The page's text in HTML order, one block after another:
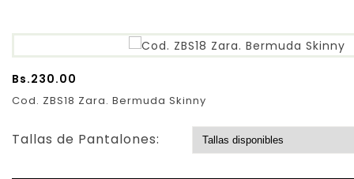
Bs.230.00
Cod. ZBS18 Zara. Bermuda Skinny
Tallas de Pantalones: